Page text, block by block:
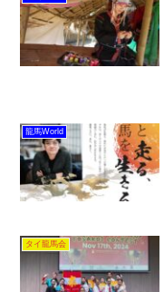
龍馬World
タイ龍馬会